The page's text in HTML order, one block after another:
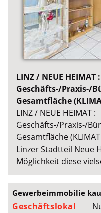
LINZ / NEUE HEIMAT :
Geschäfts-/Praxis-/
Gesamtfläche
LINZ / NEUE HEIMAT :
Geschäfts-/Praxis-/
Gesamtfläche
Linzer Stadtteil Neue
Möglichkeit diese
Gewerbeimmobilie
Geschäftslokal